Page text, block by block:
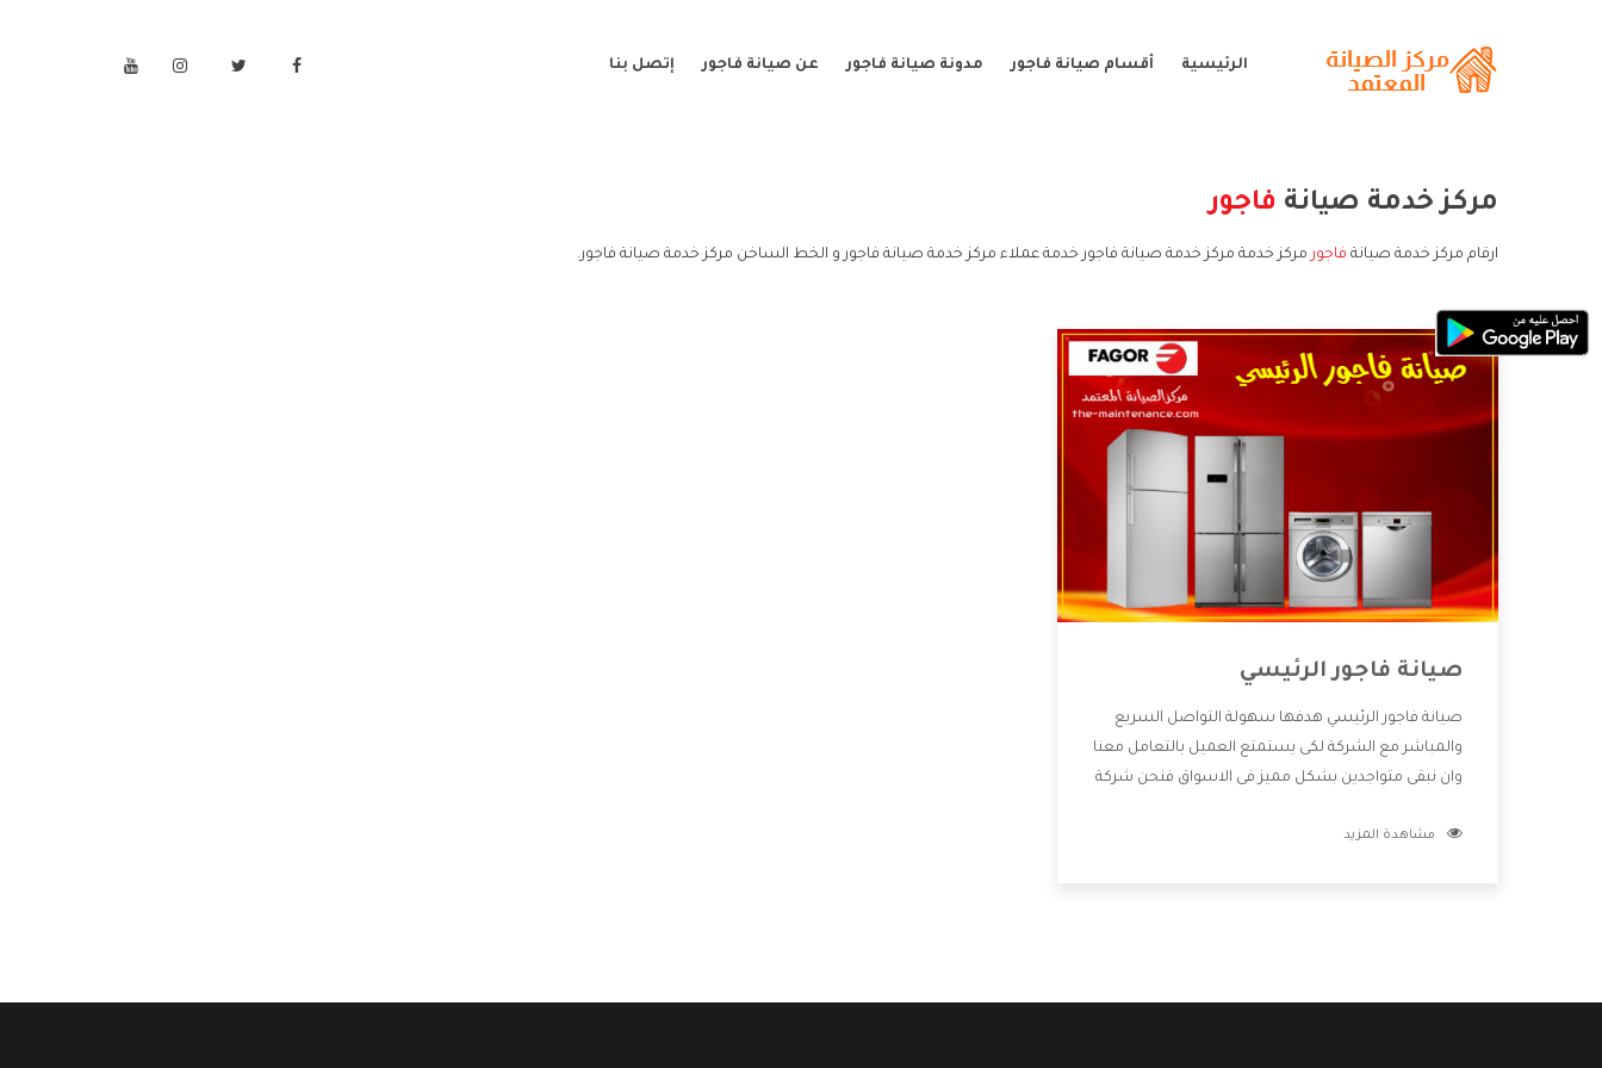
الرئيسية أقسام صيانة فاجور مدونة صيانة فاجور عن صيانة فاجور إتصل بنا
مركز خدمة صيانة فاجور
ارقام مركز خدمة صيانة فاجور مركز خدمة مركز خدمة صيانة فاجور خدمة عملاء مركز خدمة صيانة فاجور و الخط الساخن مركز خدمة صيانة فاجور.
صيانة فاجور الرئيسي
صيانة فاجور الرئيسي هدفها سهولة التواصل السريع
والمباشر مع الشركة لكى يستمتع العميل بالتعامل معنا
وان نبقى متواجدين بشكل مميز فى الاسواق فنحن شركة
بالخدمات التى تنفرد الشركة بها والتى تكون منها خدمة
مشاهدة المزيد